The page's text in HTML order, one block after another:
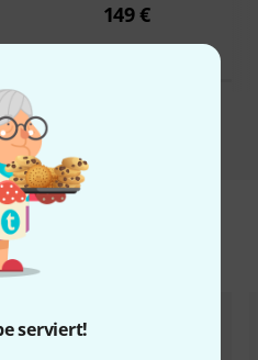
serviert!
149 €
Artikel